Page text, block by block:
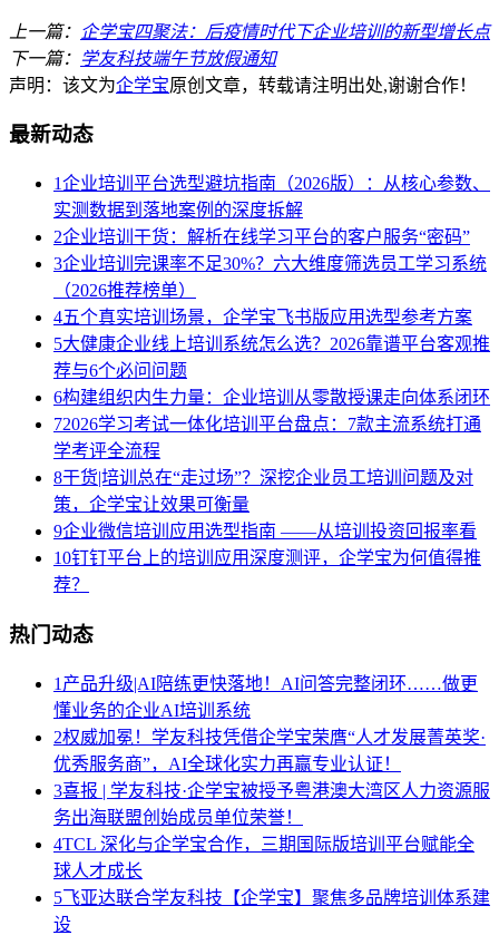
上一篇： 企学宝四聚法：后疫情时代下企业培训的新型增长点
下一篇： 学友科技端午节放假通知
声明：该文为企学宝原创文章，转载请注明出处,谢谢合作！
最新动态
1企业培训平台选型避坑指南（2026版）：从核心参数、
实测数据到落地案例的深度拆解
2企业培训干货：解析在线学习平台的客户服务“密码”
3企业培训完课率不足30%？六大维度筛选员工学习系统
（2026推荐榜单）
4五个真实培训场景，企学宝飞书版应用选型参考方案
5大健康企业线上培训系统怎么选？2026靠谱平台客观推
荐与6个必问问题
6构建组织内生力量：企业培训从零散授课走向体系闭环
72026学习考试一体化培训平台盘点：7款主流系统打通
学考评全流程
8干货|培训总在“走过场”？深挖企业员工培训问题及对
策，企学宝让效果可衡量
9企业微信培训应用选型指南 ——从培训投资回报率看
10钉钉平台上的培训应用深度测评，企学宝为何值得推
荐？
热门动态
1 产品升级|AI陪练更快落地！AI问答完整闭环……做更
懂业务的企业AI培训系统
2权威加冕！学友科技凭借企学宝荣膺“人才发展菁英奖·
优秀服务商”，AI全球化实力再赢专业认证！
3喜报 | 学友科技·企学宝被授予粤港澳大湾区人力资源服
务出海联盟创始成员单位荣誉！
4TCL 深化与企学宝合作，三期国际版培训平台赋能全
球人才成长
5飞亚达联合学友科技【企学宝】聚焦多品牌培训体系建
设